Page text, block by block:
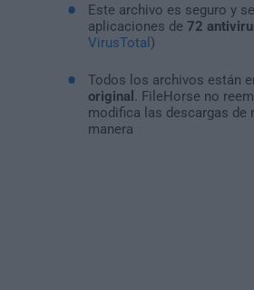
Este archivo es seguro y
aplicaciones de 72
VirusTotal )
Todos los archivos están
original
. FileHorse no
modifica las descargas de
manera